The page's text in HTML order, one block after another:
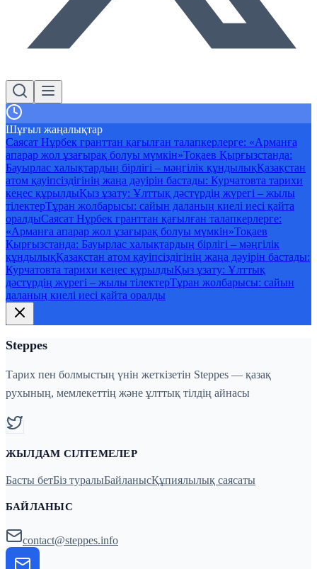
Шұғыл жаңалықтар
Саясат Нұрбек гранттан қағылған талапкерлерге: «Арманға
апарар жол ұзағырақ болуы мүмкін»Тоқаев Қырғызстанда:
Бауырлас халықтардың бірлігі – мәңгілік құндылықҚазақстан
атом қауіпсіздігінің жаңа дәуірін бастады: Курчатовта тарихи
кеңес құрылдыҚыз ұзату: Ұлттық дәстүрдің жүрегі – жылы
тілектерТұран жолбарысы: сайын даланың киелі иесі қайта
оралдыСаясат Нұрбек гранттан қағылған талапкерлерге:
«Арманға апарар жол ұзағырақ болуы мүмкін»Тоқаев
Қырғызстанда: Бауырлас халықтардың бірлігі – мәңгілік
құндылықҚазақстан атом қауіпсіздігінің жаңа дәуірін бастады:
Курчатовта тарихи кеңес құрылдыҚыз ұзату: Ұлттық
дәстүрдің жүрегі – жылы тілектерТұран жолбарысы: сайын
даланың киелі иесі қайта оралды
Steppes
Тарих пен болмыстың үнін жеткізетін Steppes — қазақ
рухының, мемлекеттің және ұлттық тілдің айнасы
ЖЫЛДАМ СІЛТЕМЕЛЕР
Басты бетБіз туралыБайланысҚұпиялылық саясаты
БАЙЛАНЫС
contact@steppes.info